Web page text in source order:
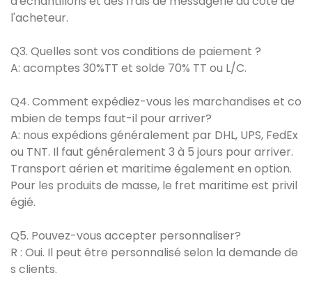
l'acheteur.
Q3. Quelles sont vos conditions de paiement ?
A: acomptes 30%TT et solde 70% TT ou L/C.
Q4. Comment expédiez-vous les marchandises et co
mbien de temps faut-il pour arriver?
A: nous expédions généralement par DHL, UPS, FedEx
ou TNT. Il faut généralement 3 à 5 jours pour arriver.
Transport aérien et maritime également en option.
Pour les produits de masse, le fret maritime est privil
égié.
Q5. Pouvez-vous accepter personnaliser?
R : Oui. Il peut être personnalisé selon la demande de
s clients.